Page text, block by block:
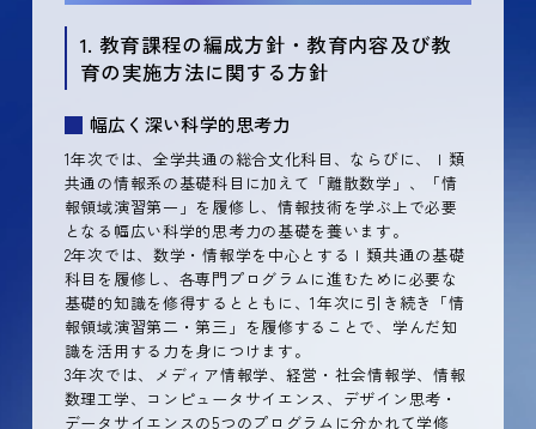
1. 教育課程の編成方針・教育内容及び教
育の実施方法に関する方針
幅広く深い科学的思考力
1年次では、全学共通の総合文化科目、ならびに、Ｉ類
共通の情報系の基礎科目に加えて「離散数学」、「情
報領域演習第一」を履修し、情報技術を学ぶ上で必要
となる幅広い科学的思考力の基礎を養います。
2年次では、数学・情報学を中心とするＩ類共通の基礎
科目を履修し、各専門プログラムに進むために必要な
基礎的知識を修得するとともに、1年次に引き続き「情
報領域演習第二・第三」を履修することで、学んだ知
識を活用する力を身につけます。
3年次では、メディア情報学、経営・社会情報学、情報
数理工学、コンピュータサイエンス、デザイン思考・
データサイエンスの5つのプログラムに分かれて学修